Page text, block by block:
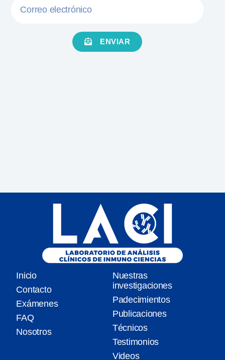
ENVIAR
Inicio
Contacto
Exámenes
FAQ
Nosotros
Nuestras
investigaciones
Padecimientos
Publicaciones
Técnicos
Testimonios
Videos